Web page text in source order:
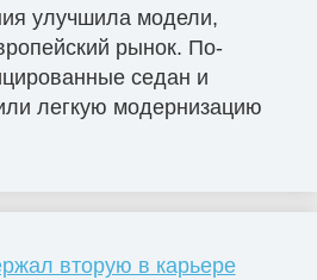
улучшила модели,
рынок. По-
седан и
легкую модернизацию
вторую в карьере